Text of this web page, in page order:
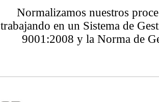
Normalizamos nuestros
trabajando en un Sistema de
9001:2008 y la Norma de